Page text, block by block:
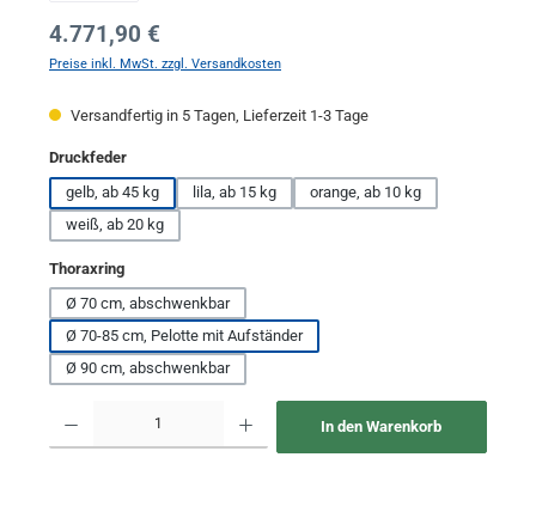
Regulärer Preis:
4.771,90 €
Preise inkl. MwSt. zzgl. Versandkosten
Versandfertig in 5 Tagen, Lieferzeit 1-3 Tage
Druckfederauswählen
gelb, ab 45 kg
lila, ab 15 kg
orange, ab 10 kg
weiß, ab 20 kg
Thoraxringauswählen
Ø 70 cm, abschwenkbar
Ø 70-85 cm, Pelotte mit Aufständer
Ø 90 cm, abschwenkbar
In den Warenkorb